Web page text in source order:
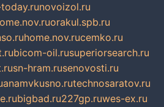
novoizol.ru
orakul.spb.ru
home.nov.rucemko.ru
bicom-oil.rusuperiorsearch.ru
sn-hram.rusenovosti.ru
anamvkusno.rutechnosaratov.ru
bigbad.ru227gp.ruwes-ex.ru